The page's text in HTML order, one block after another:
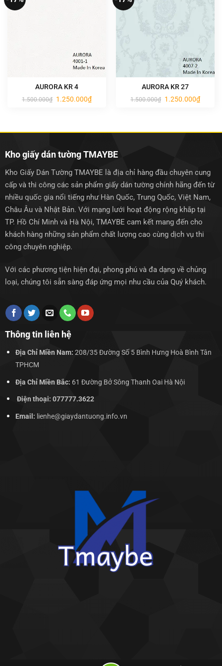
AURORA KR 4
1.500.000₫ Giá
gốc
1.250.000₫Giá
hiện
AURORA KR 27
1.500.000₫ Giá
gốc
1.250.000₫Giá
hiện
Kho giấy dán tường TMAYBE
Kho Giấy Dán Tường TMAYBE là địa chỉ hàng đầu chuyên cung
cấp và thi công các sản phẩm giấy dán tường chính hãng đến từ
nhiều quốc gia nổi tiếng như Hàn Quốc, Trung Quốc, Việt Nam,
Châu Âu và Nhật Bản. Với mạng lưới hoạt động rộng khắp tại
TP. Hồ Chí Minh và Hà Nội, TMAYBE cam kết mang đến cho
khách hàng những sản phẩm chất lượng cao cùng dịch vụ thi
công chuyên nghiệp.
Với các phương tiện hiện đại, phong phú và đa dạng về chủng
loại, chúng tôi sẵn sàng đáp ứng mọi nhu cầu của Quý khách.
Thông tin liên hệ
Địa Chỉ Miền Nam: 208/35 Đường Số 5 Bình Hưng Hoà Bình Tân
TPHCM
Địa Chỉ Miền Bắc: 61 Đường Bở Sông Thanh Oai Hà Nội
Điện thoại: 077777.3622
Email: lienhe@giaydantuong.info.vn